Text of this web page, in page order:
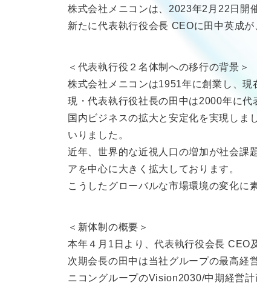
株式会社メニコンは、2023年2月22日開
新たに代表執行役会長 CEOに田中英成
＜代表執行役２名体制への移行の背景＞
株式会社メニコンは1951年に創業し、
現・代表執行役社長の田中は2000年に
国内ビジネスの拡大と安定化を実現しま
いりました。
近年、世界的な近視人口の増加が社会課
アを中心に大きく拡大しております。
こうしたグローバルな市場環境の変化に
＜新体制の概要＞
本年４月1日より、代表執行役会長 CEO
次期会長の田中は当社グループの最高経
ニコングループのVision2030/中期経営